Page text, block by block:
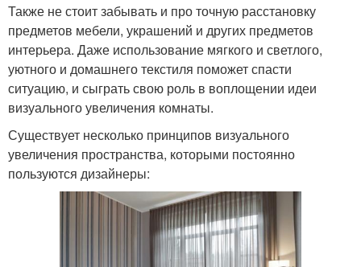
Также не стоит забывать и про точную расстановку
предметов мебели, украшений и других предметов
интерьера. Даже использование мягкого и светлого,
уютного и домашнего текстиля поможет спасти
ситуацию, и сыграть свою роль в воплощении идеи
визуального увеличения комнаты.
Существует несколько принципов визуального
увеличения пространства, которыми постоянно
пользуются дизайнеры: